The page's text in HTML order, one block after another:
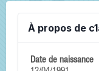
À propos de
Date de naissance